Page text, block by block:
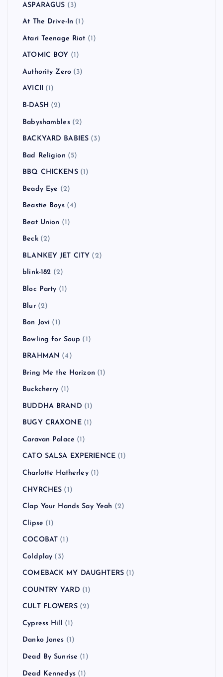
ASPARAGUS (3)
At The Drive-In (1)
Atari Teenage Riot (1)
ATOMIC BOY (1)
Authority Zero (3)
AVICII (1)
B-DASH (2)
Babyshambles(2)
BACKYARD BABIES (3)
Bad Religion (5)
BBQ CHICKENS(1)
Beady Eye (2)
Beastie Boys(4)
Beat Union (1)
Beck(2)
BLANKEY JET CITY (2)
blink-182 (2)
Bloc Party (1)
Blur(2)
Bon Jovi (1)
Bowling for Soup (1)
BRAHMAN (4)
Bring Me the Horizon (1)
Buckcherry (1)
BUDDHA BRAND (1)
BUGY CRAXONE(1)
Caravan Palace (1)
CATO SALSA EXPERIENCE (1)
Charlotte Hatherley(1)
CHVRCHES (1)
Clap Your Hands Say Yeah (2)
Clipse (1)
COCOBAT (1)
Coldplay (3)
COMEBACK MY DAUGHTERS (1)
COUNTRY YARD (1)
CULT FLOWERS(2)
Cypress Hill (1)
Danko Jones (1)
Dead By Sunrise (1)
Dead Kennedys(1)